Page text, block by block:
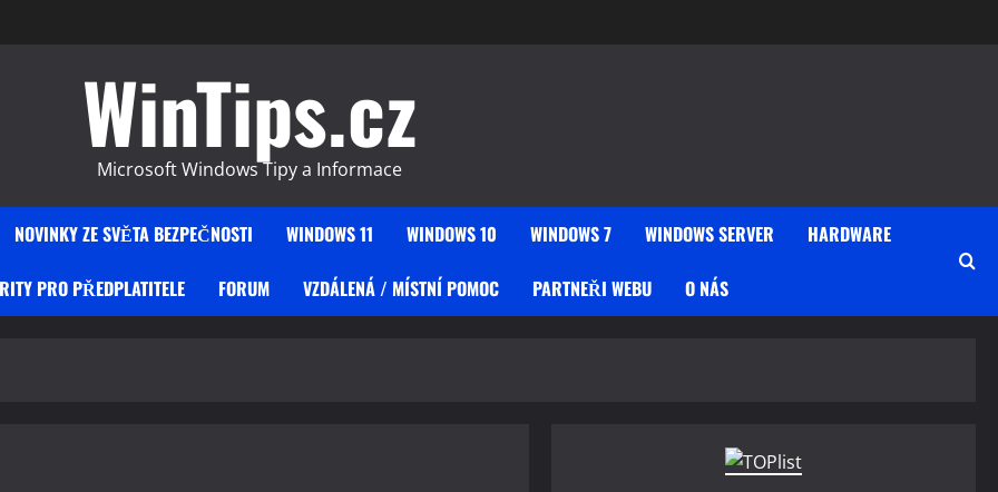
WinTips.cz
Microsoft Windows Tipy a Informace
NOVINKY ZE SVĚTA BEZPEČNOSTI WINDOWS 11 WINDOWS 10 WINDOWS 7 WINDOWS SERVER HARDWARE
PRO PŘEDPLATITELE FORUM VZDÁLENÁ / MÍSTNÍ POMOC PARTNEŘI WEBU O NÁS